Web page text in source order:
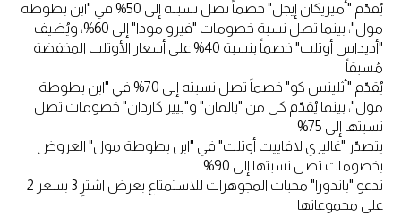
يُقدّم "أميريكان إيجل" خصماً تصل نسبته إلى 50% في "ابن بطوطة
مول"، بينما تصل نسبة خصومات "فيرو مودا" إلى 60%، ويُضيف
"أديداس أوتلت" خصماً بنسبة 40% على أسعار الأوتلت المخفضة
مُسبقاً
يُقدّم "أثليتس كو" خصماً تصل نسبته إلى 70% في "ابن بطوطة
مول"، بينما يُقدّم كل من "بالمان" و"بيير كاردان" خصومات تصل
نسبتها إلى 75%
يتصدّر "غاليري لافاييت أوتلت" في "ابن بطوطة مول" العروض
بخصومات تصل نسبتها إلى 90%
تدعو "باندورا" محبات المجوهرات للاستمتاع بعرض اشترِ 3 بسعر 2
على مجموعاتها